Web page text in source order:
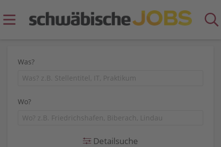
Was?
Wo?
Detailsuche